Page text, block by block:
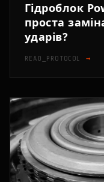
Гідроблок
проста
ударів?
READ_PROTOCOL →